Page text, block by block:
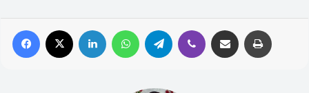
Facebook Linkedin WhatsAppTelegram Viber Compartilhar via e-mail